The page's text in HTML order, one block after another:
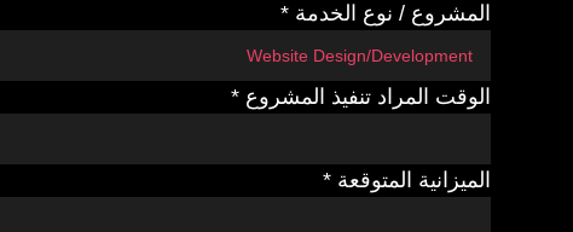
المشروع / نوع الخدمة *
الوقت المراد تنفيذ المشروع *
الميزانية المتوقعة *